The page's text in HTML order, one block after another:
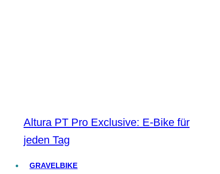
Altura PT Pro Exclusive: E-Bike für
jeden Tag
GRAVELBIKE